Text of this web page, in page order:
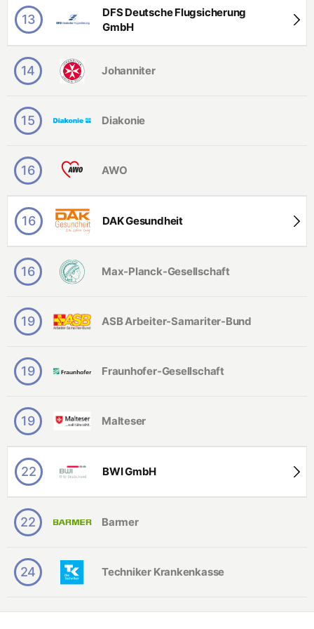
13
DFS Deutsche Flugsicherung
GmbH
14 Johanniter
15 Diakonie
16 AWO
16 DAK Gesundheit
16 Max-Planck-Gesellschaft
19 ASB Arbeiter-Samariter-Bund
19 Fraunhofer-Gesellschaft
19 Malteser
22 BWI GmbH
22 Barmer
24 Techniker Krankenkasse